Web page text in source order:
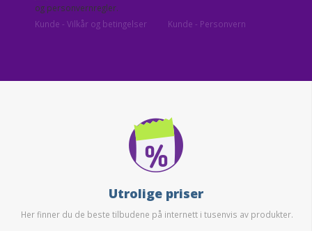
og personvernregler.
Kunde - Vilkår og betingelser
Kunde - Personvern
Utrolige priser
Her finner du de beste tilbudene på internett i tusenvis av produkter.